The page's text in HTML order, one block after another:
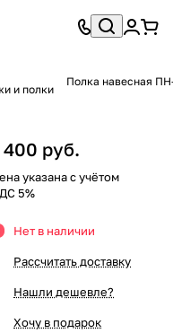
и полки
Полка навесная
400 руб.
указана с учётом
5%
Нет в наличии
Рассчитать доставку
Нашли дешевле?
Хочу в подарок